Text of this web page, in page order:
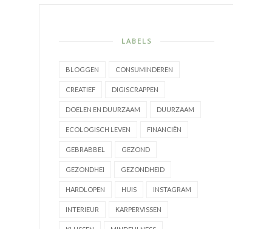
LABELS
BLOGGEN CONSUMINDEREN
CREATIEF DIGISCRAPPEN
DOELEN EN DUURZAAM DUURZAAM
ECOLOGISCH LEVEN FINANCIËN
GEBRABBEL GEZOND
GEZONDHEI GEZONDHEID
HARDLOPEN HUIS INSTAGRAM
INTERIEUR KARPERVISSEN